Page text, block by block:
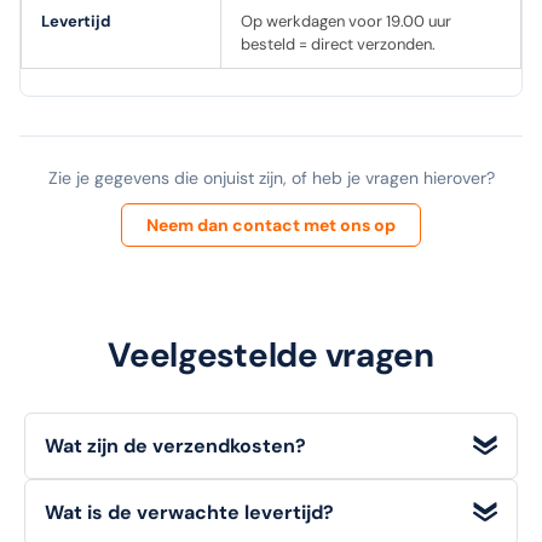
Levertijd
Op werkdagen voor 19.00 uur
besteld = direct verzonden.
Zie je gegevens die onjuist zijn, of heb je vragen hierover?
Neem dan contact met ons op
Veelgestelde vragen
Wat zijn de verzendkosten?
orderwaardevanaf €100 (excl. BTW)
. Voor bestellingen
Wat is de verwachte levertijd?